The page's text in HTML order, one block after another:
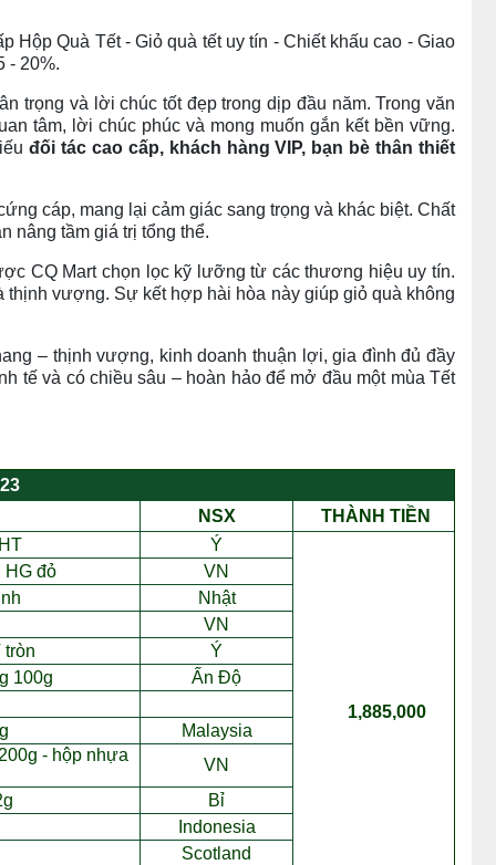
Hộp Quà Tết - Giỏ quà tết uy tín - Chiết khấu cao - Giao
- 20%.
trọng và lời chúc tốt đẹp trong dịp đầu năm. Trong văn
tâm, lời chúc phúc và mong muốn gắn kết bền vững.
đối tác cao cấp, khách hàng VIP, bạn bè thân thiết
cáp, mang lại cảm giác sang trọng và khác biệt. Chất
nâng tầm giá trị tổng thể.
CQ Mart chọn lọc kỹ lưỡng từ các thương hiệu uy tín.
thịnh vượng. Sự kết hợp hài hòa này giúp giỏ quà không
– thịnh vượng, kinh doanh thuận lợi, gia đình đủ đầy
tế và có chiều sâu – hoàn hảo để mở đầu một mùa Tết
NSX
THÀNH TI Ề N
Ý
1,885,000
HG đỏ
VN
Nhật
VN
tròn
Ý
100g
Ấn Độ
Malaysia
- hộp nhựa
VN
Bỉ
Indonesia
Scotland